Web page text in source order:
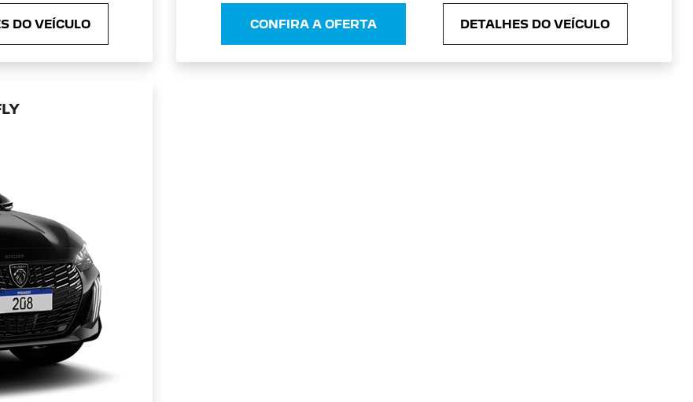
DO VEÍCULO CONFIRA A OFERTA DETALHES DO VEÍCULO